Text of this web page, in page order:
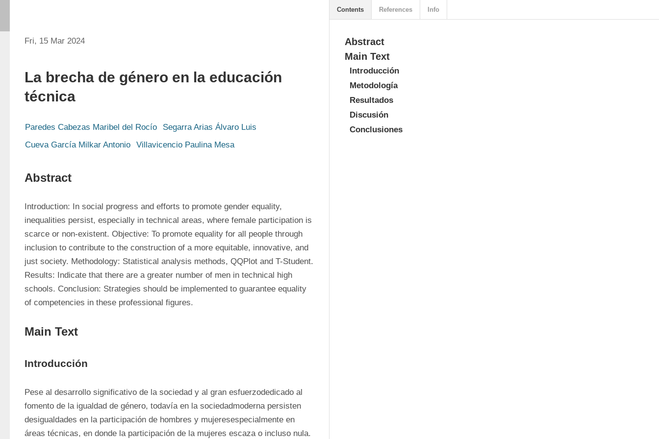
Fri, 15 Mar 2024
La brecha de género en la educación
técnica
Paredes Cabezas Maribel del Rocío
Segarra Arias Álvaro Luis
Cueva García Milkar Antonio
Villavicencio Paulina Mesa
Abstract
Introduction: In social progress and efforts to promote gender equality,
inequalities persist, especially in technical areas, where female participation is
scarce or non-existent. Objective: To promote equality for all people through
inclusion to contribute to the construction of a more equitable, innovative, and
just society. Methodology: Statistical analysis methods, QQPlot and T-Student.
Results: Indicate that there are a greater number of men in technical high
schools. Conclusion: Strategies should be implemented to guarantee equality
of competencies in these professional figures.
Main Text
Introducción
Pese al desarrollo significativo de la sociedad y al gran esfuerzodedicado al
fomento de la igualdad de género, todavía en la sociedadmoderna persisten
desigualdades en la participación de hombres y mujeresespecialmente en
áreas técnicas, en donde la participación de la mujeres escaza o incluso nula.
Abstract
Main Text
Introducción
Metodología
Resultados
Discusión
Conclusiones
Contents References Info